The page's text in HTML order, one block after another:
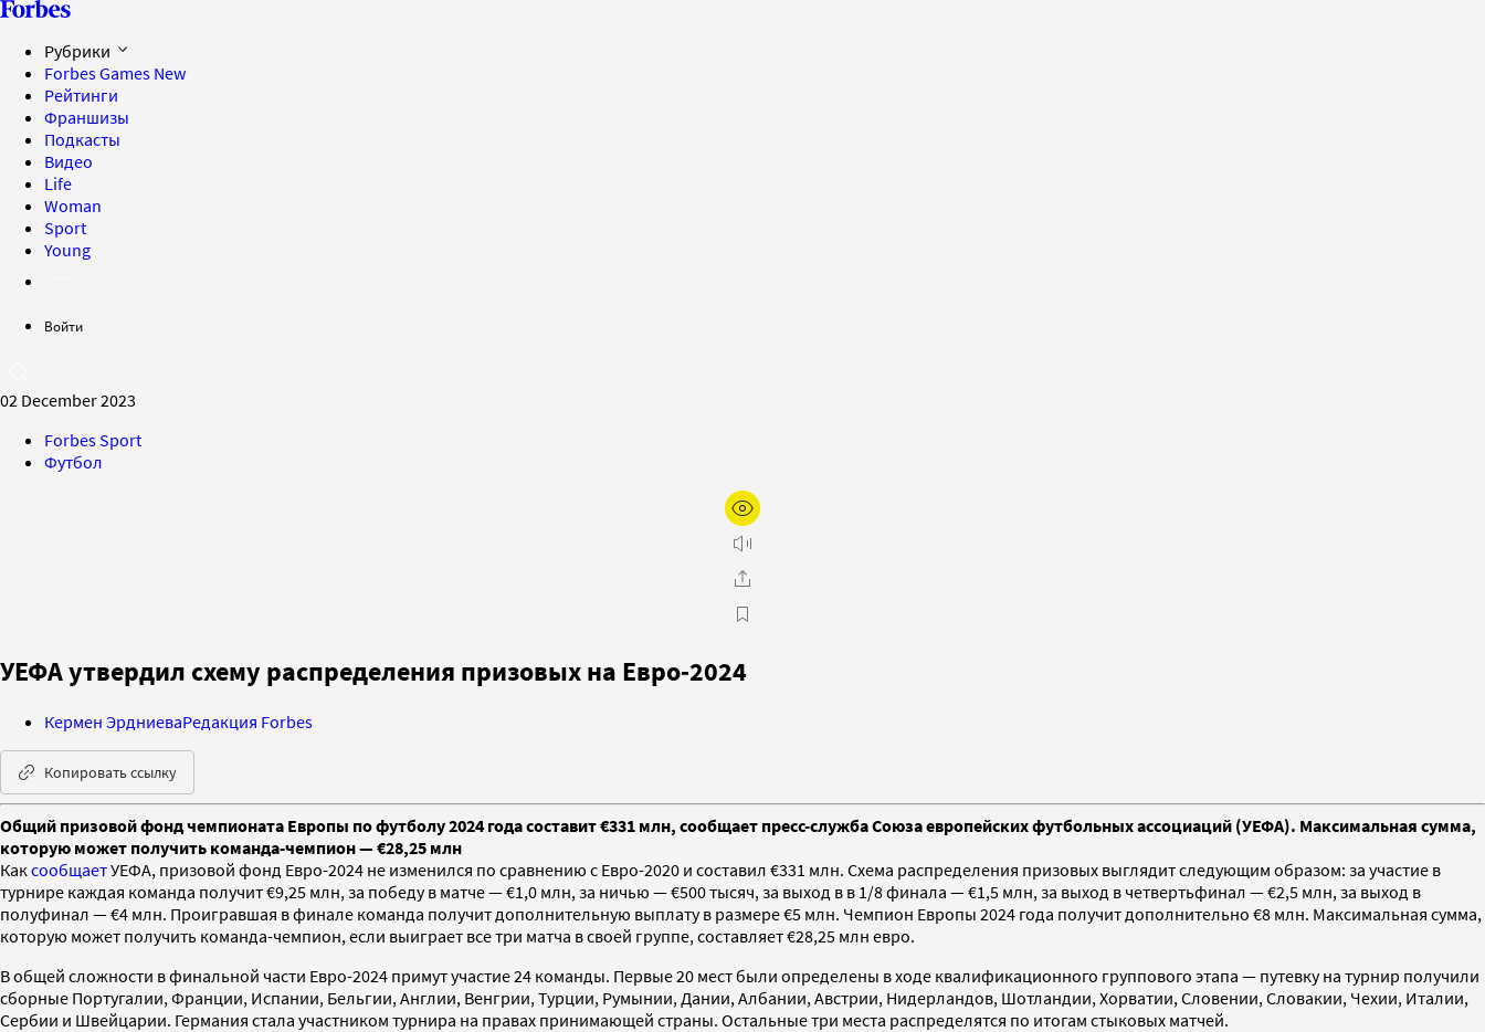
Рубрики
Forbes Games New
Рейтинги
Франшизы
Подкасты
Видео
Life
Woman
Sport
Young
Войти
02 December 2023
Forbes Sport
Футбол
УЕФА утвердил схему распределения призовых на Евро‑2024
Кермен ЭрдниеваРедакция Forbes
Копировать ссылку
Общий призовой фонд чемпионата Европы по футболу 2024 года составит €331 млн, сообщает пресс-служба Союза европейских футбольных ассоциаций (УЕФА). Максимальная сумма,
которую может получить команда-чемпион — €28,25 млн
КаксообщаетУЕФА, призовой фонд Евро-2024 не изменился по сравнению с Евро-2020 и составил €331 млн. Схема распределения призовых выглядит следующим образом: за участие в
турнире каждая команда получит €9,25 млн, за победу в матче — €1,0 млн, за ничью — €500 тысяч, за выход в в 1/8 финала — €1,5 млн, за выход в четвертьфинал — €2,5 млн, за выход в
полуфинал — €4 млн. Проигравшая в финале команда получит дополнительную выплату в размере €5 млн. Чемпион Европы 2024 года получит дополнительно €8 млн. Максимальная сумма,
которую может получить команда-чемпион, если выиграет все три матча в своей группе, составляет €28,25 млн евро.
В общей сложности в финальной части Евро-2024 примут участие 24 команды. Первые 20 мест были определены в ходе квалификационного группового этапа — путевку на турнир получили
сборные Португалии, Франции, Испании, Бельгии, Англии, Венгрии, Турции, Румынии, Дании, Албании, Австрии, Нидерландов, Шотландии, Хорватии, Словении, Словакии, Чехии, Италии,
Сербии и Швейцарии. Германия стала участником турнира на правах принимающей страны. Остальные три места распределятся по итогам стыковых матчей.